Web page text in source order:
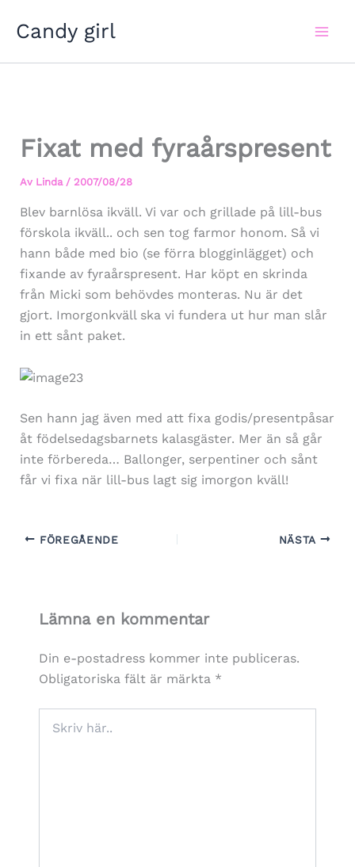
Candy girl
Fixat med fyraårspresent
Av Linda / 2007/08/28
Blev barnlösa ikväll. Vi var och grillade på lill-bus
förskola ikväll.. och sen tog farmor honom. Så vi
hann både med bio (se förra blogginlägget) och
fixande av fyraårspresent. Har köpt en skrinda
från Micki som behövdes monteras. Nu är det
gjort. Imorgonkväll ska vi fundera ut hur man slår
in ett sånt paket.
Sen hann jag även med att fixa godis/presentpåsar
åt födelsedagsbarnets kalasgäster. Mer än så går
inte förbereda… Ballonger, serpentiner och sånt
får vi fixa när lill-bus lagt sig imorgon kväll!
FÖREGÅENDE NÄSTA
Lämna en kommentar
Din e-postadress kommer inte publiceras.
Obligatoriska fält är märkta *
här..